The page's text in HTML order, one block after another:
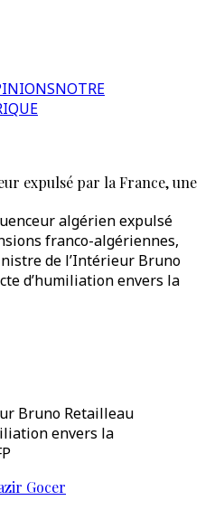
NOTRE
expulsé par la France, une
algérien expulsé
franco-algériennes,
de l’Intérieur Bruno
d’humiliation envers la
Bruno Retailleau
envers la
Gocer